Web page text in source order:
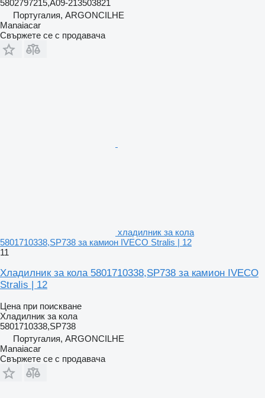
5802797215,A09-213503821
Португалия, ARGONCILHE
Manaiacar
Свържете се с продавача
хладилник за кола
5801710338,SP738 за камион IVECO Stralis | 12
11
Хладилник за кола 5801710338,SP738 за камион IVECO
Stralis | 12
Цена при поискване
Хладилник за кола
5801710338,SP738
Португалия, ARGONCILHE
Manaiacar
Свържете се с продавача